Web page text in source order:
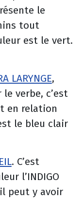
le
tout
est le vert.
LARYNGE,
verbe, c’est
en relation
le bleu clair
. C’est
l’INDIGO
peut y avoir